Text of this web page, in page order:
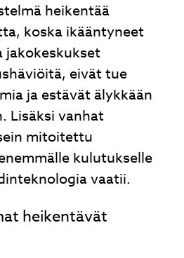
heikentää
koska ikääntyneet
eivät tue
ja estävät älykkään
Lisäksi vanhat
mitoitettu
kulutukselle
vaatii.
heikentävät